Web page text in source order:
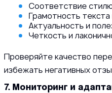
Соответствие
Грамотность
Актуальность и
Четкость и
Проверяйте качество
избежать негативных
7. Мониторинг и